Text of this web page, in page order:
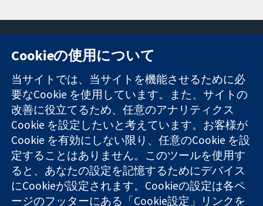
信頼できるエビ
デンスと
情報に基づく意
思決定により
健康のさらなる
向上へ
11-13 Cavendish
Square
London
W1G 0AN
United Kingdom
お問い合わせ
ニュース
広報
コクランにつ
いて
採用
Cochrane
Library
Cookieの使用について
当サイトでは、当サイトを機能させるために必
要なCookie を使用しています。また、サイトの
改善に役立てるため、任意のアナリティクス
Cookie を設定したいと考えています。お客様が
Cookie を有効にしない限り、任意のCookie を設
定することはありません。このツールを使用す
ると、あなたの設定を記憶するためにデバイス
にCookieが設定されます。Cookieの設定は各ペ
ージのフッターにある「Cookie設定」リンクを